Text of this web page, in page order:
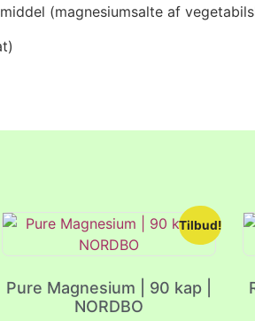
(magnesiumsalte af
Tilbud!
Pure Magnesium | 90 kap |
NORDBO